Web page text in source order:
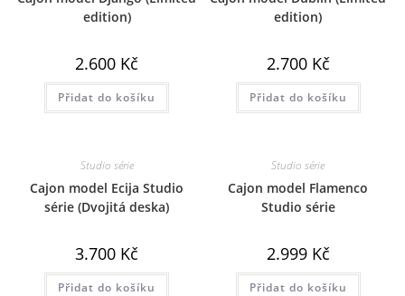
edition)
2.600 Kč
Přidat do košíku
edition)
2.700 Kč
Přidat do košíku
Studio série
Cajon model Ecija Studio
série (Dvojitá deska)
3.700 Kč
Přidat do košíku
Studio série
Cajon model Flamenco
Studio série
2.999 Kč
Přidat do košíku